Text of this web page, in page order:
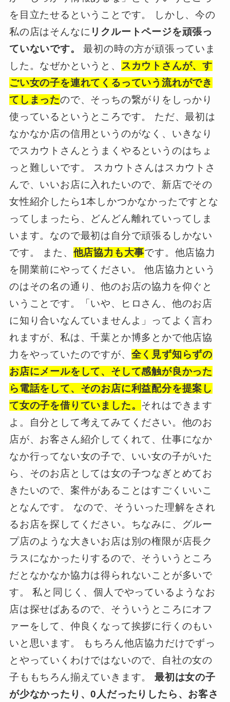
を目立たせるということです。 しかし、今の
私の店はそんなに リクルートページを頑張っ
ていないです。
最初の時の方が頑張っていま
した。なぜかというと、 スカウトさんが、す
ごい女の子を連れてくるっていう流れができ
てしまったので、そっちの繋がりをしっかり
使っているというところです。 ただ、最初は
なかなか店の信用というのがなく、いきなり
でスカウトさんとうまくやるというのはちょ
っと難しいです。 スカウトさんはスカウトさ
んで、いいお店に入れたいので、新店でその
女性紹介したら1本しかつかなかったですとな
ってしまったら、どんどん離れていってしま
います。なので最初は自分で頑張るしかない
です。 また、 他店協力も大事です。他店協力
を開業前にやってください。 他店協力という
のはその名の通り、他のお店の協力を仰ぐと
いうことです。「いや、ヒロさん、他のお店
に知り合いなんていませんよ」ってよく言わ
れますが、私は、千葉とか博多とかで他店協
力をやっていたのですが、 全く見ず知らずの
お店にメールをして、そして感触が良かった
ら電話をして、そのお店に利益配分を提案し
て女の子を借りていました。 それはできます
よ。自分として考えてみてください。他のお
店が、お客さん紹介してくれて、仕事になか
なか行ってない女の子で、いい女の子がいた
ら、そのお店としては女の子つなぎとめてお
きたいので、案件があることはすごくいいこ
となんです。 なので、そういった理解をされ
るお店を探してください。ちなみに、グルー
プ店のような大きいお店は別の権限が店長ク
ラスになかったりするので、そういうところ
だとなかなか協力は得られないことが多いで
す。 私と同じく、個人でやっているようなお
店は探せばあるので、そういうところにオフ
ァーをして、仲良くなって挨拶に行くのもい
いと思います。 もちろん他店協力だけでずっ
とやっていくわけではないので、自社の女の
子ももちろん揃えていきます。最初は女の子
が少なかったり、0人だったりしたら、お客さ